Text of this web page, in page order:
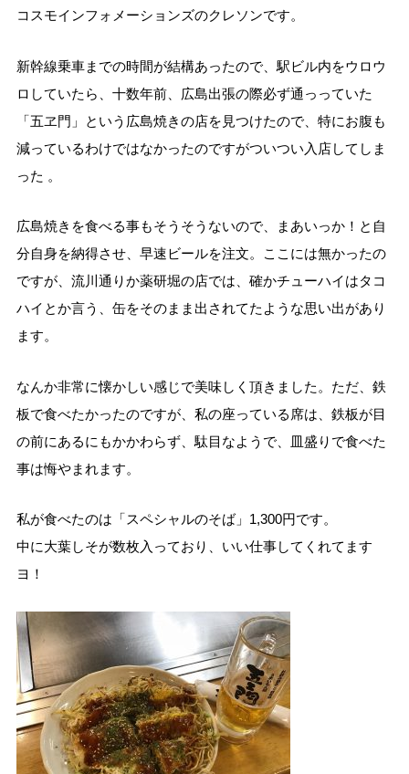
コスモインフォメーションズのクレソンです。
新幹線乗車までの時間が結構あったので、駅ビル内をウロウ
ロしていたら、十数年前、広島出張の際必ず通っっていた
「五ヱ門」という広島焼きの店を見つけたので、特にお腹も
減っているわけではなかったのですがついつい入店してしま
った 。
広島焼きを食べる事もそうそうないので、まあいっか！と自
分自身を納得させ、早速ビールを注文。ここには無かったの
ですが、流川通りか薬研堀の店では、確かチューハイはタコ
ハイとか言う、缶をそのまま出されてたような思い出があり
ます。
なんか非常に懐かしい感じで美味しく頂きました。ただ、鉄
板で食べたかったのですが、私の座っている席は、鉄板が目
の前にあるにもかかわらず、駄目なようで、皿盛りで食べた
事は悔やまれます。
私が食べたのは「スペシャルのそば」1,300円です。
中に大葉しそが数枚入っており、いい仕事してくれてます
ヨ！